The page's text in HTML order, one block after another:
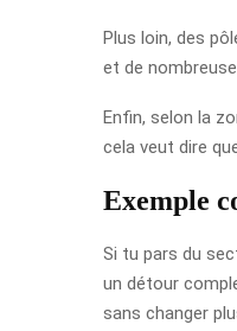
Plus loin, des
et de
Enfin, selon la
cela veut dire
Exemple
Si tu pars du
un détour
sans changer